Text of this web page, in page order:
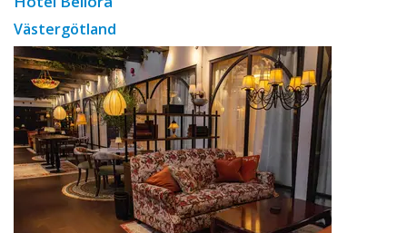
Västergötland